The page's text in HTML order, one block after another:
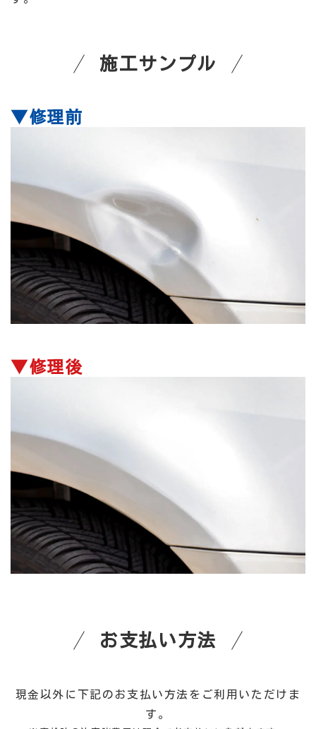
施工サンプル
▼修理前
▼修理後
お支払い方法
現金以外に下記のお支払い方法をご利用いただけま
す。